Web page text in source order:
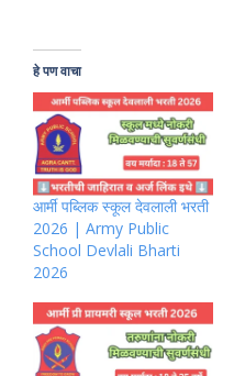
हे पण वाचा
आर्मी पब्लिक स्कूल देवलाली भरती
2026 | Army Public
School Devlali Bharti
2026